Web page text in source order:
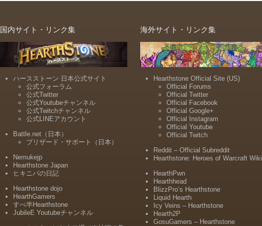
国内サイト・リンク集
ハースストーン 日本公式サイト
公式フォーラム
公式Twitter
公式Youtubeチャンネル
公式Twitchチャンネル
公式LINEアカウント
Battle.net（日本）
ブリザード・サポート（日本）
Nemukejp
Hearthstone Japan
ヒキニパの日記
Hearthstone dojo
HearthGamers
すべ半Hearthstone
JubileE Youtubeチャンネル
海外サイト・リンク集
Hearthstone Official Site (US)
Official Forums
Official Twitter
Official Facebook
Official Google+
Official Instagram
Official Youtube
Official Twitch
Reddit – Official Subreddit
Hearthstone: Heroes of Warcraft Wiki
HearthPwn
Hearthhead
BlizzPro’s Hearthstone
Liquid Hearth
Icy Veins – Hearthstone
Hearth2P
GosuGamers – Hearthstone